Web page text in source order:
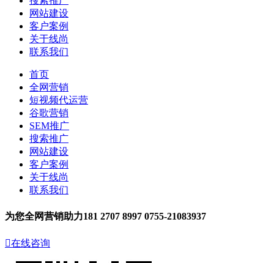
网站建设
客户案例
关于线尚
联系我们
首页
全网营销
短视频代运营
谷歌营销
SEM推广
搜索推广
网站建设
客户案例
关于线尚
联系我们
为您全网营销助力181 2707 8997 0755-21083937
在线咨询